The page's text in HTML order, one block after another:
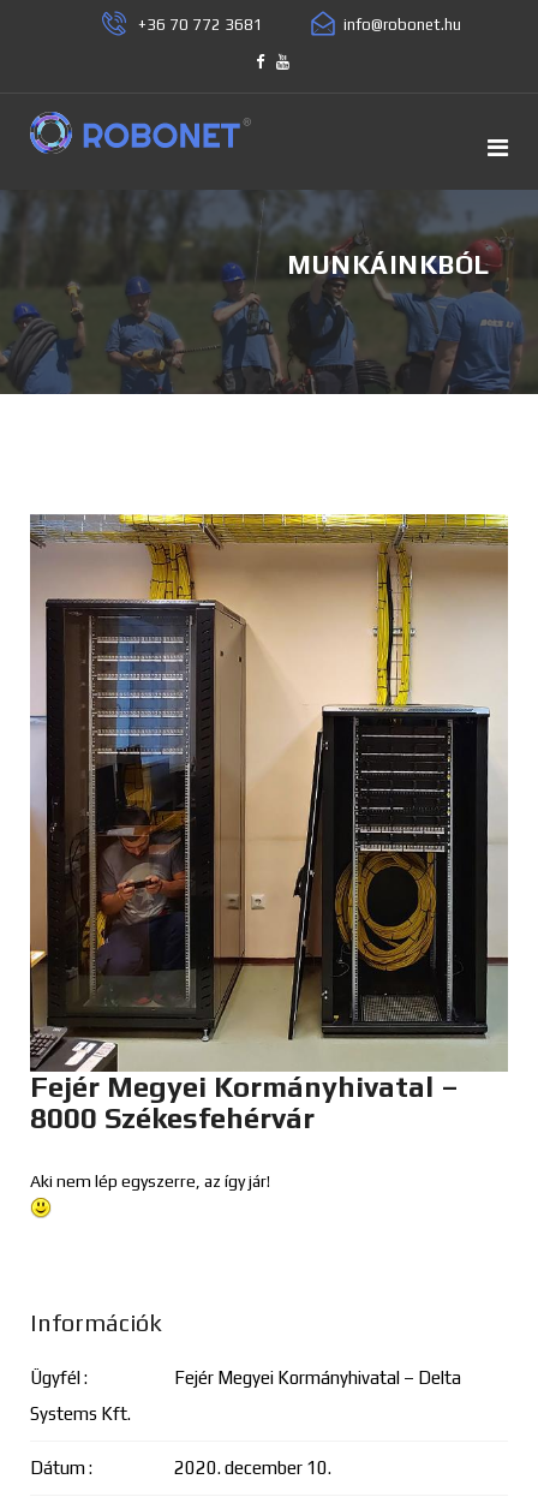
+36 70 772 3681
MUNKÁINKBÓL
Fejér Megyei Kormányhivatal –
8000 Székesfehérvár
Aki nem lép egyszerre, az így jár!
Információk
Ügyfél :
Fejér Megyei Kormányhivatal – Delta
Systems Kft.
Dátum : 2020. december 10.